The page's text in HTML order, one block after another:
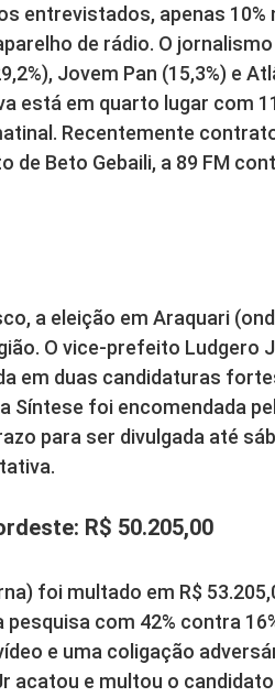
entrevistados, apenas
de rádio. O
Jovem Pan (15,3%) e
está em quarto lugar com
Recentemente
de Beto Gebaili, a 89 FM
a eleição em Araquari
O vice-prefeito Ludgero
em duas candidaturas
Síntese foi encomendada
para ser divulgada até
R$ 50.205,00
foi multado em R$
com 42% contra
e uma coligação
acatou e multou o candidato